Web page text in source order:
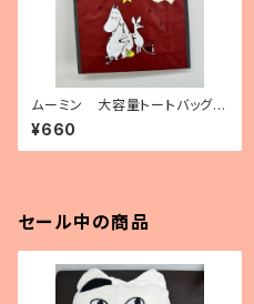
ムーミン 大容量トートバッグ
（ポリプロピレン製）「ムーミンと
彗星」
¥660
セール中の商品